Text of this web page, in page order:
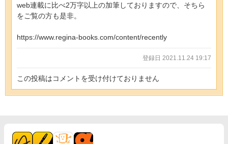
web連載に比べ2万字以上の加筆しておりますので、そちら
をご覧の方も是非。
https://www.regina-books.com/content/recently
登録日 2021.11.24 19:17
この投稿はコメントを受け付けておりません